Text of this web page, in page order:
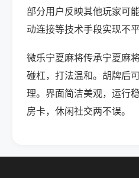
部分用户反映其他玩家可
动连接等技术手段实现不平
微乐宁夏麻将传承宁夏麻
碰杠，打法温和。胡牌后
理。界面简洁美观，运行
房卡，休闲社交两不误。